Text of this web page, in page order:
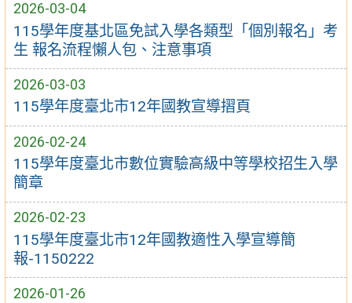
2026-03-04
115學年度基北區免試入學各類型「個別報名」考
生 報名流程懶人包、注意事項
2026-03-03
115學年度臺北市12年國教宣導摺頁
2026-02-24
115學年度臺北市數位實驗高級中等學校招生入學
簡章
2026-02-23
115學年度臺北市12年國教適性入學宣導簡
報-1150222
2026-01-26